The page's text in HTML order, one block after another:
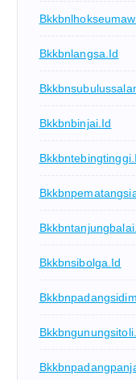
Bkkbnlangsa.id
Bkkbnbinjai.id
Bkkbnsibolga.id